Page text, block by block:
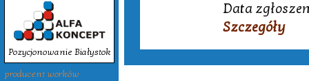
Pozycjonowanie Białystok
producent worków
Data
Szczegóły